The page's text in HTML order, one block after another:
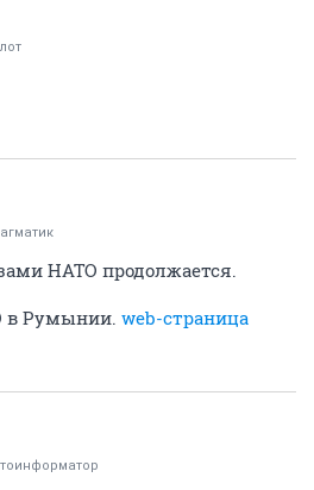
НАТО продолжается.
в Румынии. web-страница